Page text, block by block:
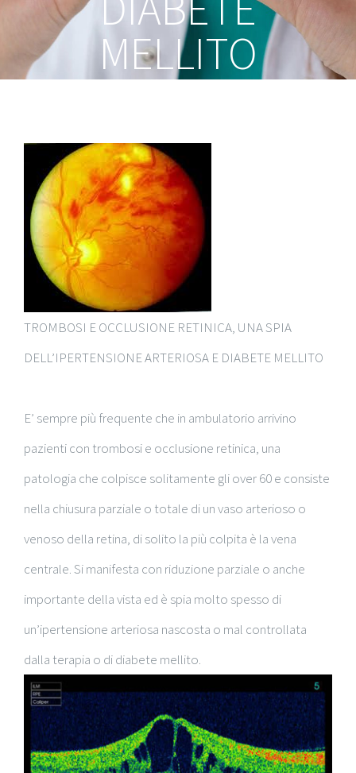
MELLITO
TROMBOSI E OCCLUSIONE RETINICA, UNA SPIA
DELL’IPERTENSIONE ARTERIOSA E DIABETE MELLITO
E’ sempre più frequente che in ambulatorio arrivino
pazienti con trombosi e occlusione retinica, una
patologia che colpisce solitamente gli over 60 e consiste
nella chiusura parziale o totale di un vaso arterioso o
venoso della retina, di solito la più colpita è la vena
centrale. Si manifesta con riduzione parziale o anche
importante della vista ed è spia molto spesso di
un’ipertensione arteriosa nascosta o mal controllata
dalla terapia o di diabete mellito.